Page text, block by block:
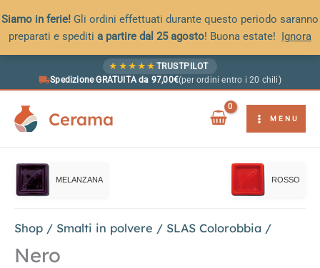
Siamo in ferie! Gli ordini effettuati durante questo periodo saranno
preparati e spediti a partire dal 25 agosto! Buona estate! Ignora
★ ★ ★ ★ ★ TRUSTPILOT
Spedizione GRATUITA da 97,00€(per ordini entro i 20 chili)
Cerama MENU
MELANZANA ROSSO
Shop / Smalti in polvere / SLAS Colorobbia /
Nero